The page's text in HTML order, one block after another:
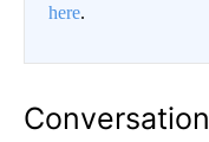
here.
Conversation